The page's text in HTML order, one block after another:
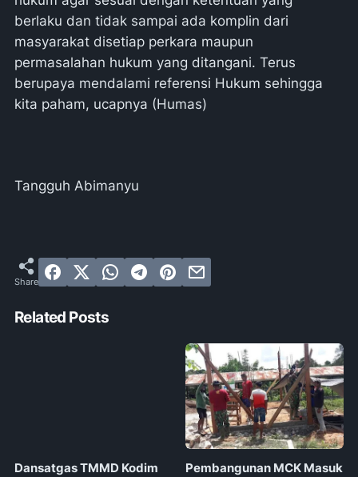
berlaku dan tidak sampai ada komplin dari
masyarakat disetiap perkara maupun
permasalahan hukum yang ditangani. Terus
berupaya mendalami referensi Hukum sehingga
kita paham, ucapnya (Humas)
Tangguh Abimanyu
Related Posts
Dansatgas TMMD Kodim
Pembangunan MCK Masuk